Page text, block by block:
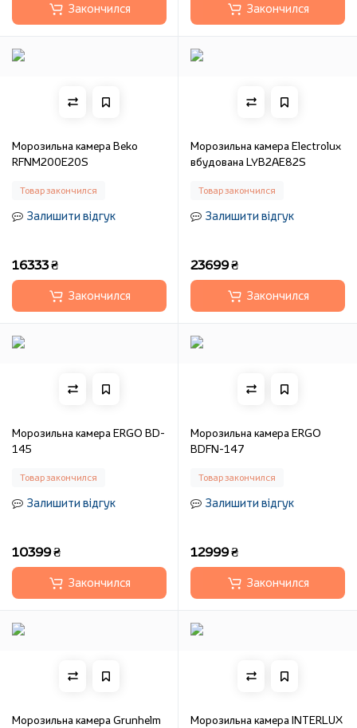
Закончился Закончился
Морозильна камера Beko
RFNM200E20S
Товар закончился
Залишити відгук
16333 ₴
Закончился
Морозильна камера Electrolux
вбудована LYB2AE82S
Товар закончился
Залишити відгук
23699 ₴
Закончился
Морозильна камера ERGO BD-
145
Товар закончился
Залишити відгук
10399 ₴
Закончился
Морозильна камера ERGO
BDFN-147
Товар закончился
Залишити відгук
12999 ₴
Закончился
Морозильна камера Grunhelm
Морозильна камера INTERLUX